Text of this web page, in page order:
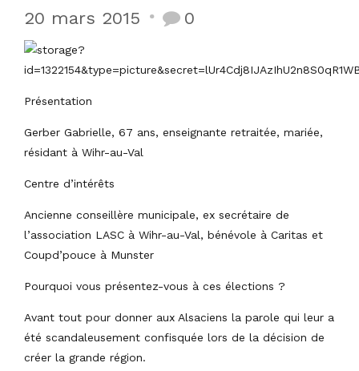
20 mars 2015 0
Présentation
Gerber Gabrielle, 67 ans, enseignante retraitée, mariée,
résidant à Wihr-au-Val
Centre d’intérêts
Ancienne conseillère municipale, ex secrétaire de
l’association LASC à Wihr-au-Val, bénévole à Caritas et
Coupd’pouce à Munster
Pourquoi vous présentez-vous à ces élections ?
Avant tout pour donner aux Alsaciens la parole qui leur a
été scandaleusement confisquée lors de la décision de
créer la grande région.